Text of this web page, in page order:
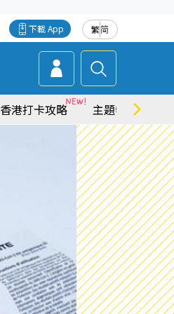
繁简
下載 App
香港打卡攻略 主題特集